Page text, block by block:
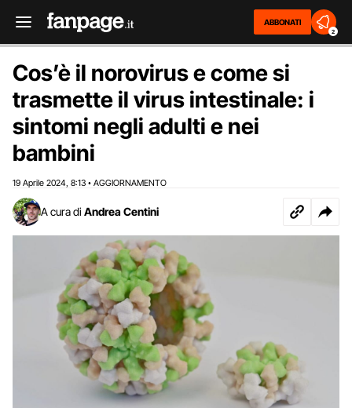
ABBONATI
2
Cos’è il norovirus e come si
trasmette il virus intestinale: i
sintomi negli adulti e nei
bambini
19 Aprile 2024 8:13 • AGGIORNAMENTO
A cura di Andrea Centini